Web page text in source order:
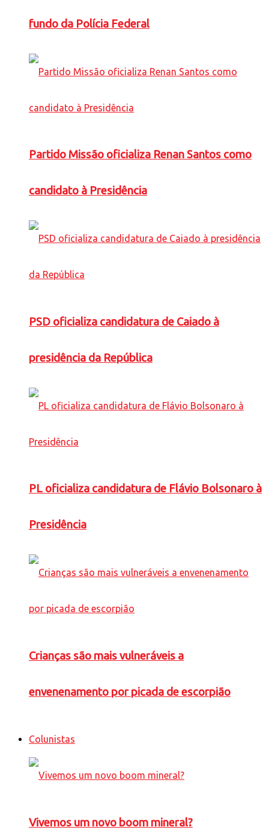
fundo da Polícia Federal
Partido Missão oficializa Renan Santos como
candidato à Presidência
PSD oficializa candidatura de Caiado à
presidência da República
PL oficializa candidatura de Flávio Bolsonaro à
Presidência
Crianças são mais vulneráveis a
envenenamento por picada de escorpião
Colunistas
Vivemos um novo boom mineral?